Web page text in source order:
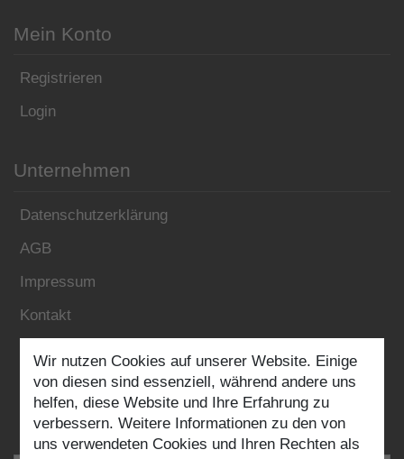
Mein Konto
Registrieren
Login
Unternehmen
Datenschutzerklärung
AGB
Impressum
Kontakt
Folgen Sie uns:
Wir nutzen Cookies auf unserer Website. Einige
von diesen sind essenziell, während andere uns
helfen, diese Website und Ihre Erfahrung zu
verbessern. Weitere Informationen zu den von
uns verwendeten Cookies und Ihren Rechten als